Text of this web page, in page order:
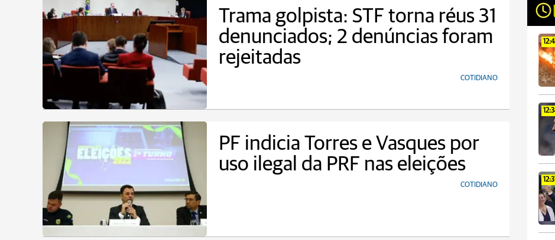
Trama golpista: STF torna réus 31
denunciados; 2 denúncias foram
rejeitadas
COTIDIANO
PF indicia Torres e Vasques por
uso ilegal da PRF nas eleições
COTIDIANO